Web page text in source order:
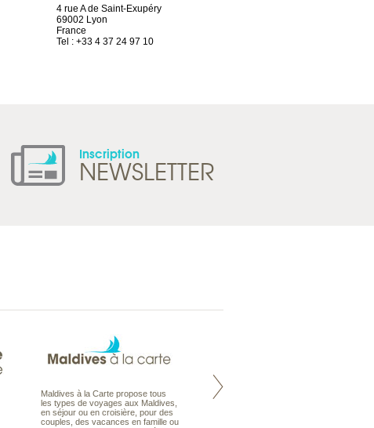
4 rue A de Saint-Exupéry
69002 Lyon
France
Tel : +33 4 37 24 97 10
Inscription
NEWSLETTER
Maldives à la Carte propose tous
les types de voyages aux Maldives,
en séjour ou en croisière, pour des
couples, des vacances en famille ou
Notre site Odyssee est un portail